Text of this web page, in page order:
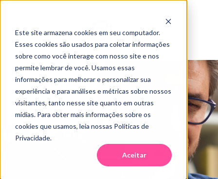
Este site armazena cookies em seu computador.
Esses cookies são usados para coletar informações
sobre como você interage com nosso site e nos
permite lembrar de você. Usamos essas
informações para melhorar e personalizar sua
experiência e para análises e métricas sobre nossos
visitantes, tanto nesse site quanto em outras
mídias. Para obter mais informações sobre os
cookies que usamos, leia nossas Políticas de
Privacidade.
Aceitar
Agende sua
apresentação